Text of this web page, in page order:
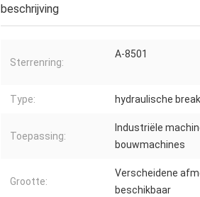
beschrijving
Sterrenring:
A-8501
Type: hydraulische
Toepassing:
Industriële
bouwmachines
Grootte:
Verscheidene
beschikbaar